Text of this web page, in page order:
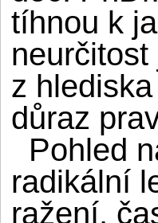
tíhnou k
z
důraz
Pohled
radikální
ražení,